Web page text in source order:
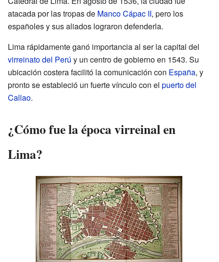
atacada por las tropas de Manco Cápac II, pero los
españoles y sus aliados lograron defenderla.
Lima rápidamente ganó importancia al ser la capital del
virreinato del Perú y un centro de gobierno en 1543. Su
ubicación costera facilitó la comunicación con España, y
pronto se estableció un fuerte vínculo con el puerto del
Callao.
¿Cómo fue la época virreinal en
Lima?